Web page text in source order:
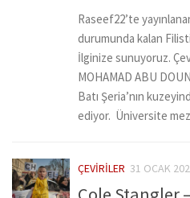
Raseef22’te
durumunda kalan
İlginize sunuyoruz.
MOHAMAD ABU
Batı Şeria’nın
ediyor. Üniversite
ÇEVIRILER 31 OCAK